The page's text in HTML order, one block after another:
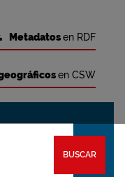
Metadatosen RDF
en CSW
BUSCAR